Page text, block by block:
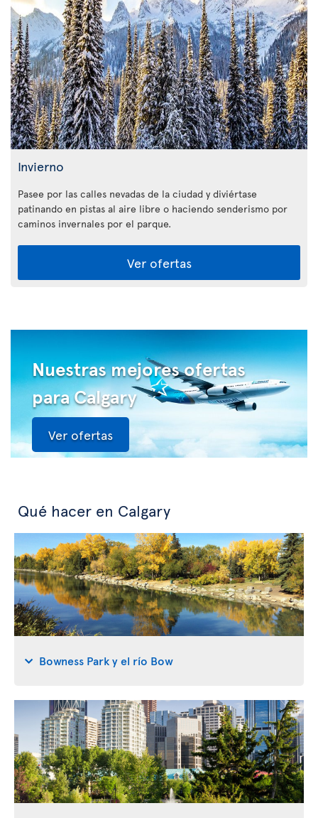
Invierno
Pasee por las calles nevadas de la ciudad y diviértase
patinando en pistas al aire libre o haciendo senderismo por
caminos invernales por el parque.
Ver ofertas
Nuestras mejores ofertas
para Calgary
Ver ofertas
Qué hacer en Calgary
Bowness Park y el río Bow